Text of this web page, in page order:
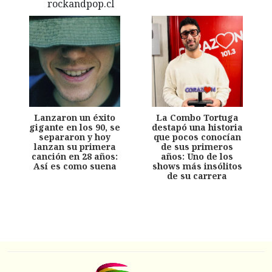
Lanzaron un éxito
gigante en los 90, se
separaron y hoy
lanzan su primera
canción en 28 años:
Así es como suena
La Combo Tortuga
destapó una historia
que pocos conocían
de sus primeros
años: Uno de los
shows más insólitos
de su carrera